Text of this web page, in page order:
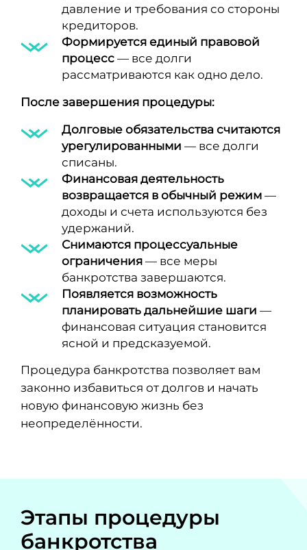
давление и требования со стороны
кредиторов.
Формируется единый правовой
процесс— все долги
рассматриваются как одно дело.
После завершения процедуры:
Долговые обязательства считаются
урегулированными — все долги
списаны.
Финансовая деятельность
возвращается в обычный режим—
доходы и счета используются без
удержаний.
Снимаются процессуальные
ограничения— все меры
банкротства завершаются.
Появляется возможность
планировать дальнейшие шаги —
финансовая ситуация становится
ясной и предсказуемой.
Процедура банкротства позволяет вам
законно избавиться от долгов и начать
новую финансовую жизнь без
неопределённости.
Этапы процедуры
банкротства